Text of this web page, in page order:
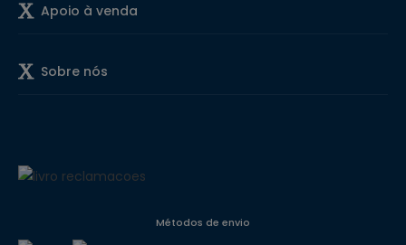
Apoio à venda
Sobre nós
Métodos de envio